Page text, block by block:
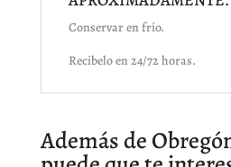
Conservar en frío.
Recibelo en 24/72 horas.
Además de